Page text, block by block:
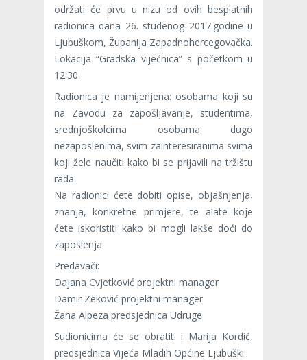
održati će prvu u nizu od ovih besplatnih
radionica dana 26. studenog 2017.godine u
Ljubuškom, Županija Zapadnohercegovačka.
Lokacija “Gradska vijećnica” s početkom u
12:30.
Radionica je namijenjena: osobama koji su
na Zavodu za zapošljavanje, studentima,
srednjoškolcima osobama dugo
nezaposlenima, svim zainteresiranima svima
koji žele naučiti kako bi se prijavili na tržištu
rada.
Na radionici ćete dobiti opise, objašnjenja,
znanja, konkretne primjere, te alate koje
ćete iskoristiti kako bi mogli lakše doći do
zaposlenja.
Predavači:
Dajana Cvjetković projektni manager
Damir Zeković projektni manager
Žana Alpeza predsjednica Udruge
Sudionicima će se obratiti i Marija Kordić,
predsjednica Vijeća Mladih Općine Ljubuški.